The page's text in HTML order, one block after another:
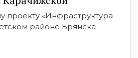
проекту «Инфраструктура
районе Брянска